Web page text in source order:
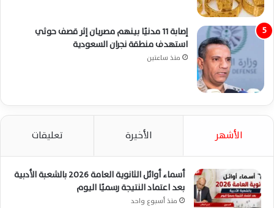
إصابة 11 مدنيًا بينهم مصريان إثر قصف حوثي
استهدف منطقة نجران السعودية
منذ ساعتين
الأشهر الأخيرة تعليقات
أسماء أوائل الثانوية العامة 2026 بالشعبة الأدبية
بعد اعتماد النتيجة رسميًا اليوم
منذ أسبوع واحد